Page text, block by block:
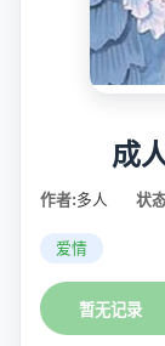
成
作者:多人 状
爱情
暂无记录